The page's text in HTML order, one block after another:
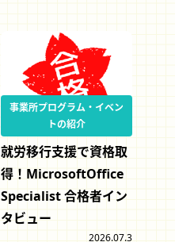
事業所プログラム・イベン
トの紹介
就労移行支援で資格取
得！MicrosoftOffice
Specialist 合格者イン
タビュー
2026.07.3